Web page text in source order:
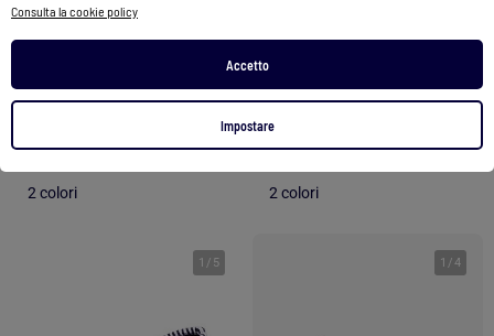
Consulta la cookie policy
Accetto
Impostare
2 colori 2 colori
1 / 5 1 /4